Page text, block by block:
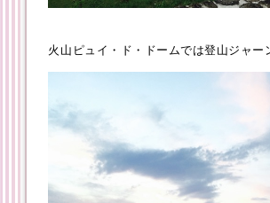
火山ピュイ・ド・ドームでは登山ジャー